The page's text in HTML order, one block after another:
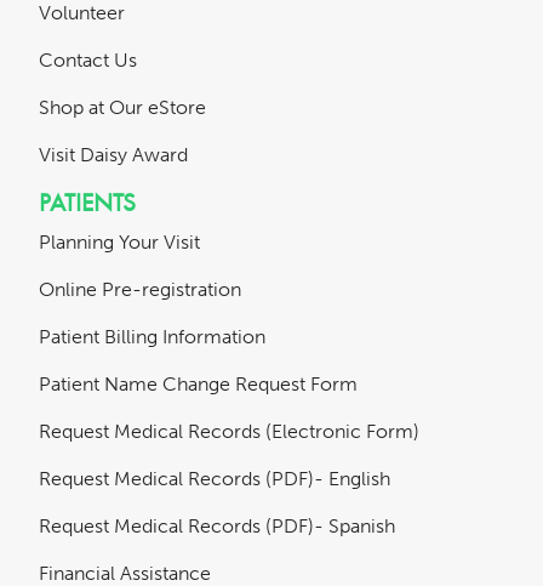
Volunteer
Contact Us
Shop at Our eStore
Visit Daisy Award
PATIENTS
Planning Your Visit
Online Pre-registration
Patient Billing Information
Patient Name Change Request Form
Request Medical Records (Electronic Form)
Request Medical Records (PDF)- English
Request Medical Records (PDF)- Spanish
Financial Assistance